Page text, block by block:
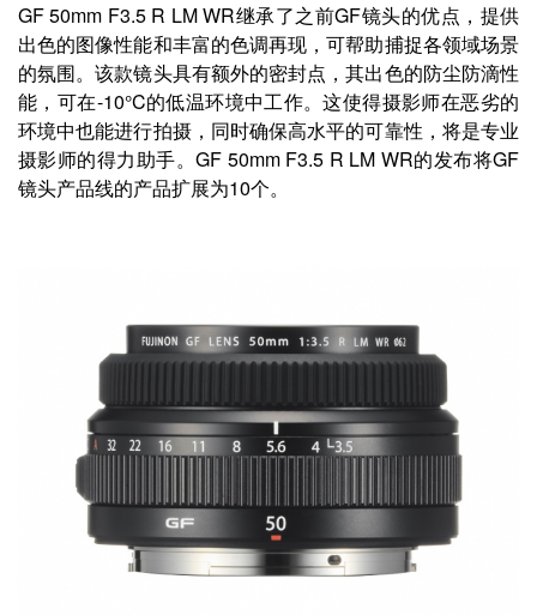
GF 50mm F3.5 R LM WR继承了之前GF镜头的优点，提供
出色的图像性能和丰富的色调再现，可帮助捕捉各领域场景
的氛围。该款镜头具有额外的密封点，其出色的防尘防滴性
能，可在-10°C的低温环境中工作。这使得摄影师在恶劣的
环境中也能进行拍摄，同时确保高水平的可靠性，将是专业
摄影师的得力助手。GF 50mm F3.5 R LM WR的发布将GF
镜头产品线的产品扩展为10个。